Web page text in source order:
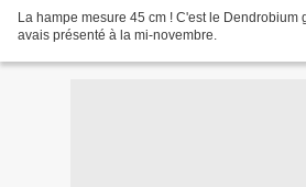
La hampe mesure 45 cm ! C'est le Dendrobium
avais présenté à la mi-novembre.